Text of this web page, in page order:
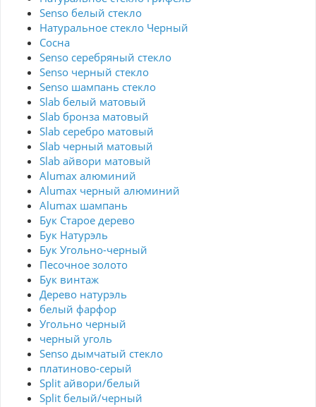
Senso белый стекло
Натуральное стекло Черный
Сосна
Senso серебряный стекло
Senso черный стекло
Senso шампань стекло
Slab белый матовый
Slab бронза матовый
Slab серебро матовый
Slab черный матовый
Slab айвори матовый
Alumax алюминий
Alumax черный алюминий
Alumax шампань
Бук Старое дерево
Бук Натурэль
Бук Угольно-черный
Песочное золото
Бук винтаж
Дерево натурэль
белый фарфор
Угольно черный
черный уголь
Senso дымчатый стекло
платиново-серый
Split айвори/белый
Split белый/черный